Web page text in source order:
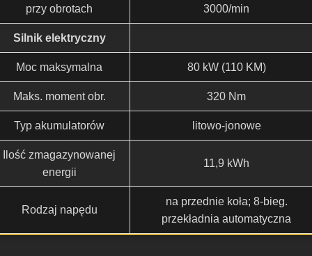
przy obrotach
3000/min
Silnik elektryczny
Moc maksymalna 80 kW (110 KM)
Maks. moment obr. 320 Nm
Typ akumulatorów litowo-jonowe
Ilość zmagazynowanej
energii
11,9 kWh
Rodzaj napędu
na przednie koła; 8-bieg.
przekładnia automatyczna